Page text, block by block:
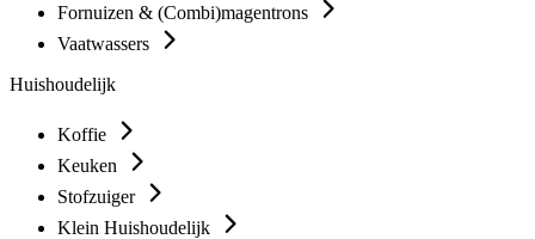
Fornuizen & (Combi)magentrons
Vaatwassers
Huishoudelijk
Koffie
Keuken
Stofzuiger
Klein Huishoudelijk